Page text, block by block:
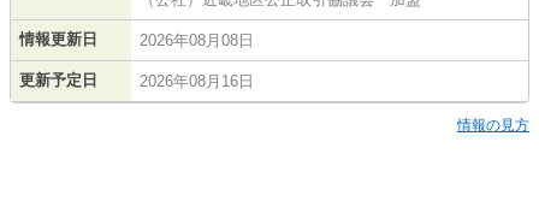
情報更新日 2026年08月08日
更新予定日 2026年08月16日
情報の見方